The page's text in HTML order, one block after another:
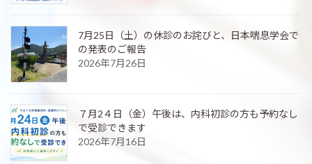
7月25日（土）の休診のお詫びと、日本喘息学会で
の発表のご報告
2026年7月26日
７月2４日（金）午後は、内科初診の方も予約なし
で受診できます
2026年7月16日